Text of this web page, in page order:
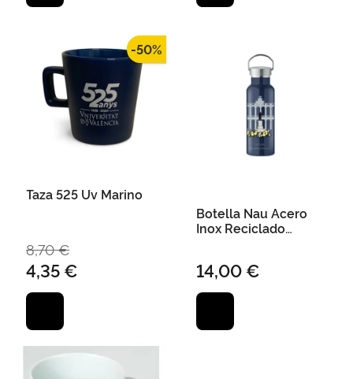
-50%
Taza 525 Uv Marino
8,70 €
4,35 €
Botella Nau Acero
Inox Reciclado
14,00 €